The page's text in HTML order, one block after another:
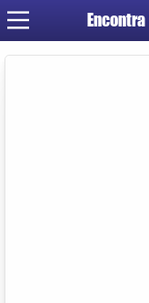
Encontra